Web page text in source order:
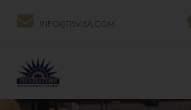
INFO@TISVISA.COM